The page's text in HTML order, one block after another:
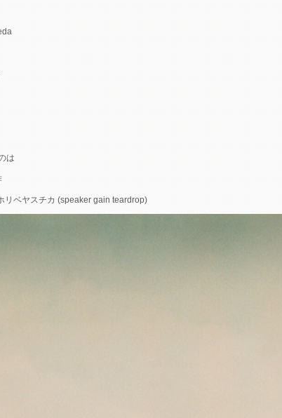
は
リベヤスチカ (speaker gain teardrop)